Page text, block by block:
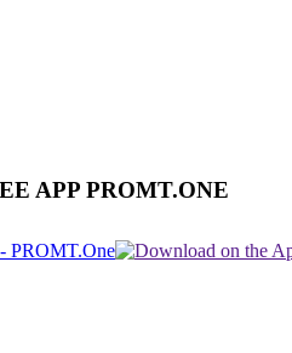
APP PROMT.ONE